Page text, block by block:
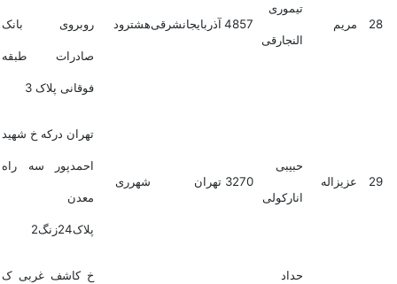
28 مریم
تیموری
النجارقی
4857 آذربایجانشرقیهشترود روبروی بانک
صادرات طبقه
فوقانی پلاک 3
29 عزیزاله
حبیبی
انارکولی
3270 تهران شهرری
تهران درکه خ شهید
احمدپور سه راه
معدن
پلاک24زنگ2
حداد خ کاشف غربی ک